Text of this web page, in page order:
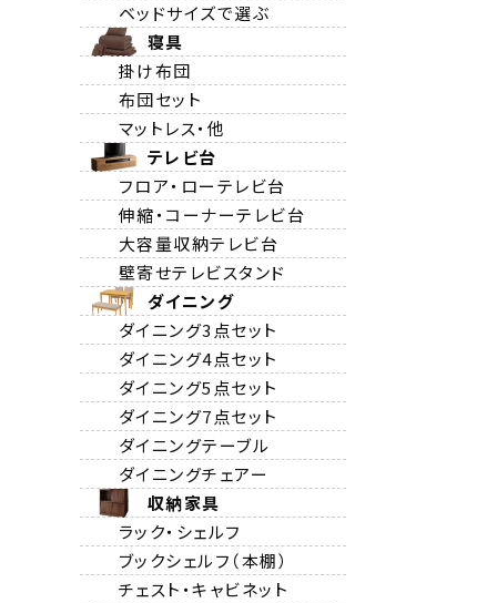
ベッドサイズで選ぶ
寝具
掛け布団
布団セット
マットレス・他
テレビ台
フロア・ローテレビ台
伸縮・コーナーテレビ台
大容量収納テレビ台
壁寄せテレビスタンド
ダイニング
ダイニング3点セット
ダイニング4点セット
ダイニング5点セット
ダイニング7点セット
ダイニングテーブル
ダイニングチェアー
収納家具
ラック・シェルフ
ブックシェルフ（本棚）
チェスト・キャビネット